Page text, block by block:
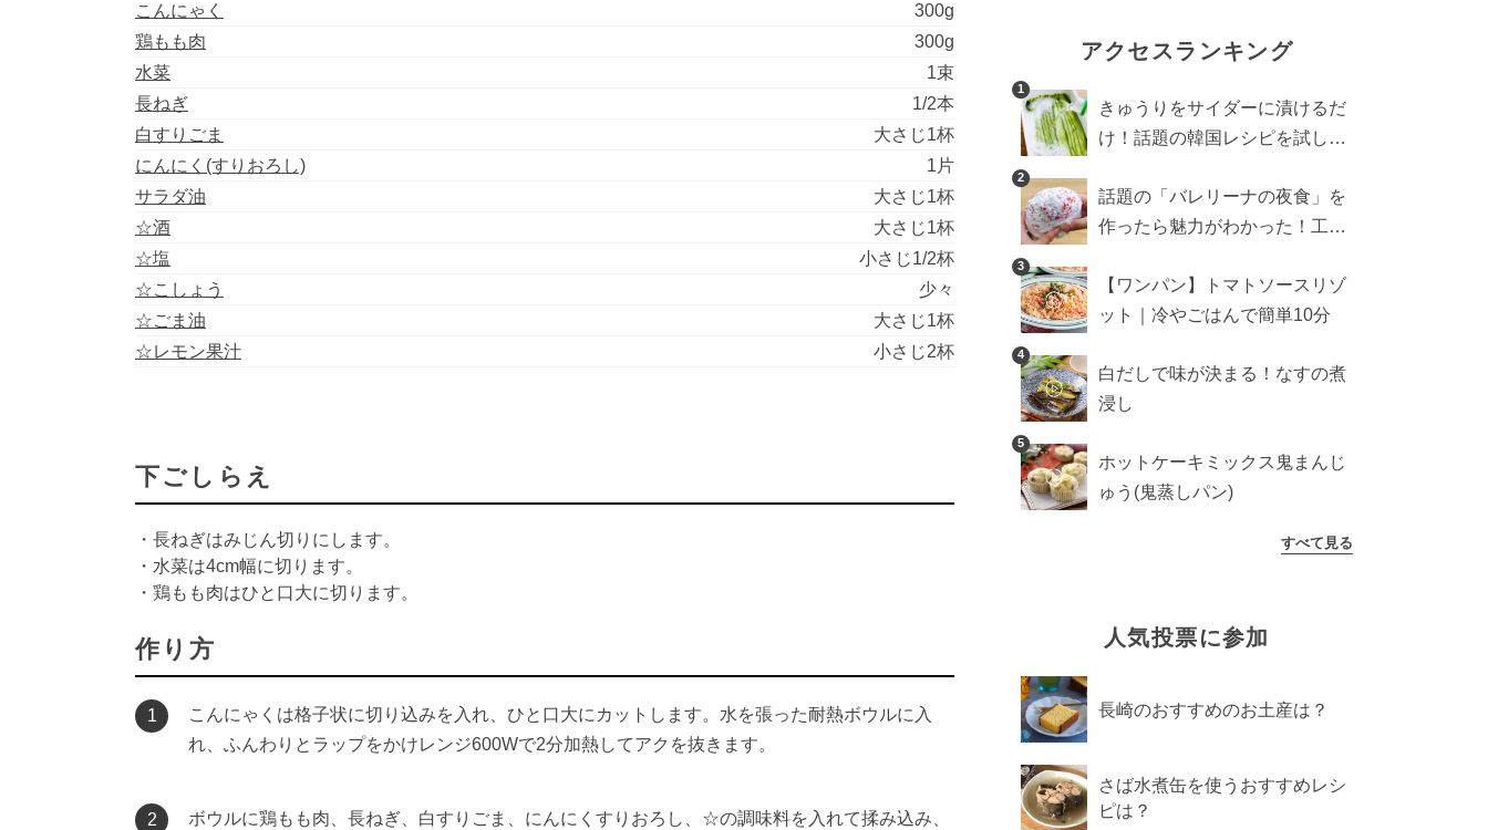
こんにゃく
300g
鶏もも肉
300g
水菜
1束
長ねぎ
1/2本
白すりごま
大さじ1杯
にんにく(すりおろし)
1片
サラダ油
大さじ1杯
☆酒
大さじ1杯
☆塩
小さじ1/2杯
☆こしょう
少々
☆ごま油
大さじ1杯
☆レモン果汁
小さじ2杯
下ごしらえ
・長ねぎはみじん切りにします。
・水菜は4cm幅に切ります。
・鶏もも肉はひと口大に切ります。
作り方
1
こんにゃくは格子状に切り込みを入れ、ひと口大にカットします。水を張った耐熱ボウルに入
れ、ふんわりとラップをかけレンジ600Wで2分加熱してアクを抜きます。
2
ボウルに鶏もも肉、長ねぎ、白すりごま、にんにくすりおろし、☆の調味料を入れて揉み込み、
アクセスランキング
1
きゅうりをサイダーに漬けるだ
け！話題の韓国レシピを試した
2
話題の「バレリーナの夜食」を
作ったら魅力がわかった！工程
3
【ワンパン】トマトソースリゾ
ット｜冷やごはんで簡単10分
4
白だしで味が決まる！なすの煮
浸し
5
ホットケーキミックス鬼まんじ
ゅう(鬼蒸しパン)
すべて見る
人気投票に参加
長崎のおすすめのお土産は？
さば水煮缶を使うおすすめレシ
ピは？